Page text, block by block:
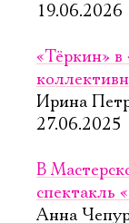
19.06.2026
«Тёркин»
Ирина
27.06.2025
В
спектакль
Анна